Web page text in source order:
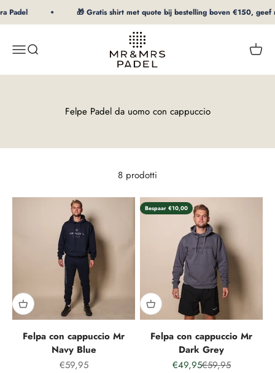
Al contenuto
Padel 🎁 Gratis shirt met quote bij bestelling boven €150, geef
MenuRicerca
mrpadel.com
Felpe Padel da uomo con cappuccio
8 prodotti
Felpa con cappuccio Mr
Navy Blue
Prezzo speciale
€59,95
Bespaar €10,00
Felpa con cappuccio Mr
Dark Grey
Prezzo speciale
€49,95Prezzo normale
€59,95